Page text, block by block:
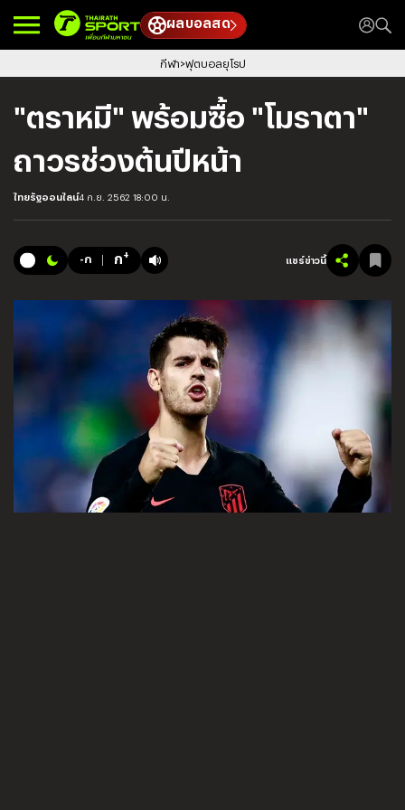
ผลบอลสด
กีฬา ฟุตบอลยุโรป
"ตราหมี" พร้อมซื้อ "โมราตา"
ถาวรช่วงต้นปีหน้า
ไทยรัฐออนไลน์4 ก.ย. 2562 18:00 น.
-ก ก+ แชร์ข่าวนี้